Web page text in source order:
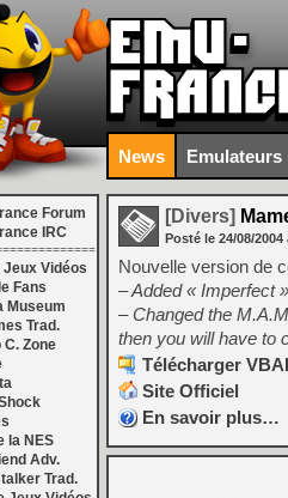
News Emulateurs
Forum
IRC
Vidéos
Fans
Museum
Trad.
C. Zone
la NES
Adv.
Trad.
[Divers]
Posté le 24/08/2004
Nouvelle version de
– Added « Imperfect
– Changed the
then you will have to
Télécharger
Site Officiel
En savoir plus…